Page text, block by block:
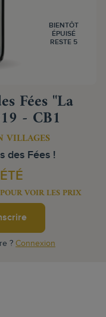
BIENTÔT
ÉPUISÉ
RESTE 5
Fées "La
- CB1
VILLAGES
des Fées !
VOIR LES PRIX
? Connexion